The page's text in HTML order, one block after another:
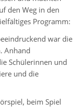
den Weg in den
Programm:
war die
Anhand
Schülerinnen und
und die
beim Spiel